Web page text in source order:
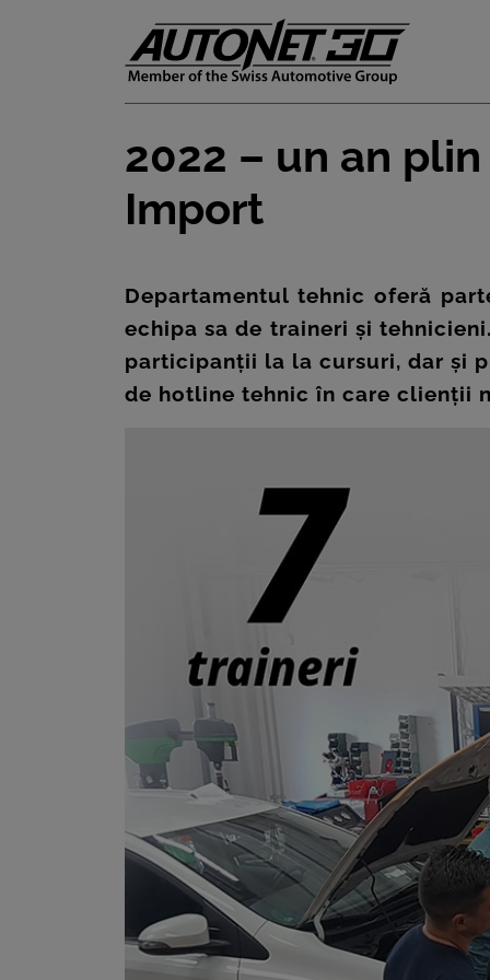
CARIERE
DOCUMENTE
2022 – un an
Import
Departamentul tehnic oferă
echipa sa de traineri și
participanții la la cursuri, dar și
de hotline tehnic în care clienții